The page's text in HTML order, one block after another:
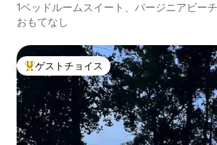
1ベッドルームスイート、バージニアビーチ
おもてなし
大好評のゲストチョイスです。
ゲストチョイス